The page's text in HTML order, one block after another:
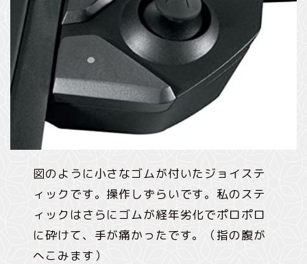
図のように小さなゴムが付いたジョイステ
ィックです。操作しずらいです。私のステ
ィックはさらにゴムが経年劣化でポロポロ
に砕けて、手が痛かったです。（指の腹が
へこみます）